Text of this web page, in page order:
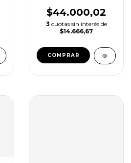
Luft - Interior y
Exterior °c/°f
$44.000,02
3 cuotas sin interés de
$14.666,67